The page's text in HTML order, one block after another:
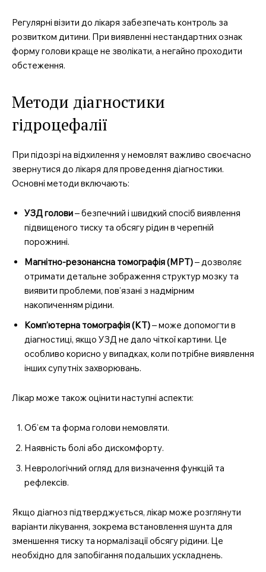
MedTerms.com.ua
професійний медичний
портал
Регулярні візити до лікаря забезпечать контроль за
розвитком дитини. При виявленні нестандартних ознак
форму голови краще не зволікати, а негайно проходити
обстеження.
Методи діагностики
гідроцефалії
При підозрі на відхилення у немовлят важливо своєчасно
звернутися до лікаря для проведення діагностики.
Основні методи включають:
УЗД голови– безпечний і швидкий спосіб виявлення
підвищеного тиску та обсягу рідин в черепній
порожнині.
Магнітно-резонансна томографія (МРТ)– дозволяє
отримати детальне зображення структур мозку та
виявити проблеми, пов’язані з надмірним
накопиченням рідини.
Комп’ютерна томографія (КТ)– може допомогти в
діагностиці, якщо УЗД не дало чіткої картини. Це
особливо корисно у випадках, коли потрібне виявлення
інших супутніх захворювань.
Лікар може також оцінити наступні аспекти:
Об’єм та форма голови немовляти.
Наявність болі або дискомфорту.
Неврологічний огляд для визначення функцій та
рефлексів.
Якщо діагноз підтверджується, лікар може розглянути
варіанти лікування, зокрема встановлення шунта для
зменшення тиску та нормалізації обсягу рідини. Це
необхідно для запобігання подальших ускладнень.